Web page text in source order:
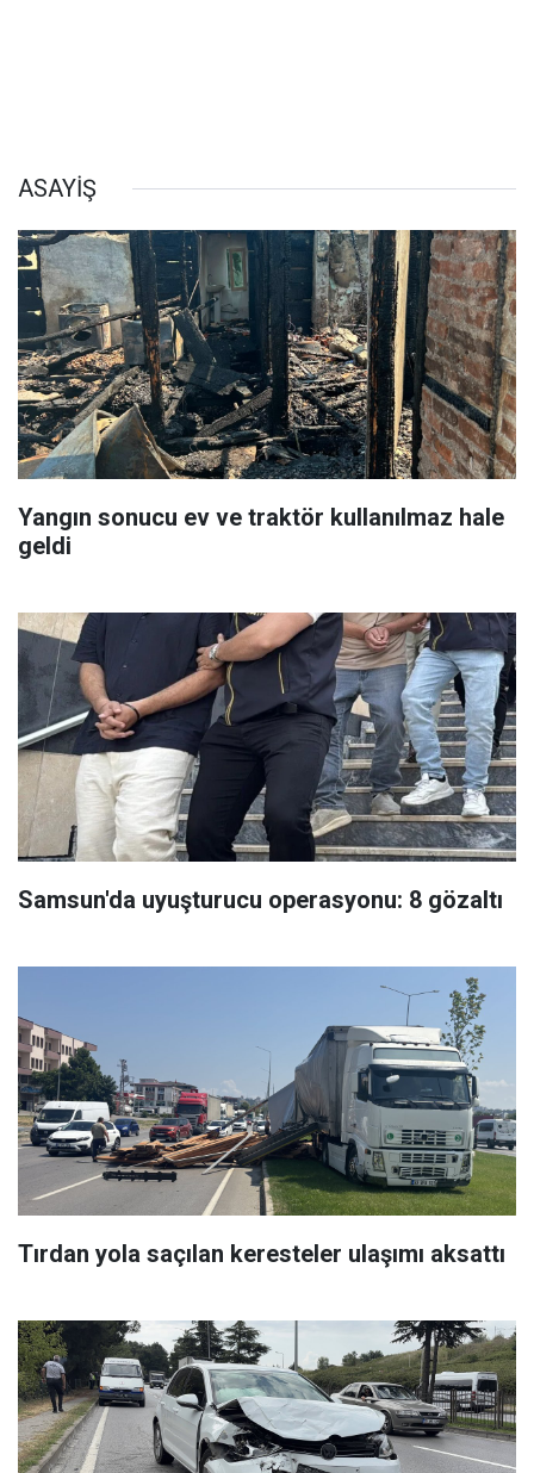
ASAYİŞ
Yangın sonucu ev ve traktör kullanılmaz hale
geldi
Samsun'da uyuşturucu operasyonu: 8 gözaltı
Tırdan yola saçılan keresteler ulaşımı aksattı